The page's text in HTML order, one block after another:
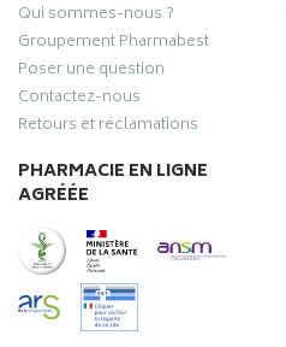
Qui sommes-nous ?
Groupement Pharmabest
Poser une question
Contactez-nous
Retours et réclamations
PHARMACIE EN LIGNE
AGRÉÉE